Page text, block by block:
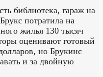
библиотека, гараж на
потратила на
жилья 130 тысяч
оценивают готовый
но Брукинс
и за двойную